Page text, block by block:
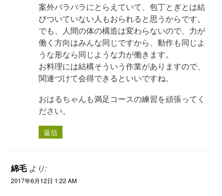
案外バラバラにとらえていて、包丁とぎとは結
びついていない人もおられると思うからです。
でも、人間の体の構造は変わらないので、力が
働く方向はみんな同じですから、動作も同じよ
うな形なら同じような力が働きます。
お料理には結構そういう作業がありますので、
関連づけて会得できるといいですね。
おはるちゃんも満足コースの練習を頑張ってく
ださい。
返信
綿毛 より:
2017年6月12日 1:22 AM